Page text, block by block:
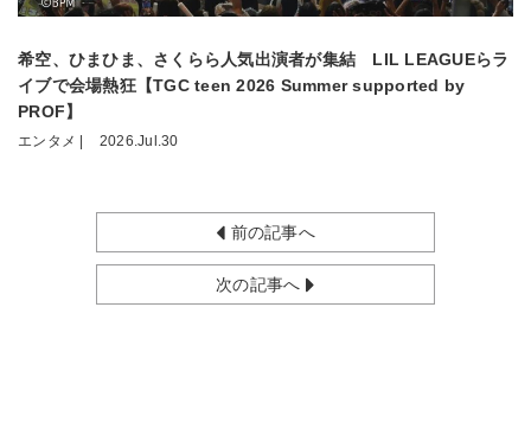
希空、ひまひま、さくらら人気出演者が集結 LIL LEAGUEらラ
イブで会場熱狂【TGC teen 2026 Summer supported by
PROF】
エンタメ | 2026.Jul.30
前の記事へ
次の記事へ